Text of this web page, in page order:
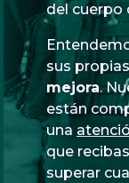
del cuerpo
sus propias
mejora.
están
una
que
superar